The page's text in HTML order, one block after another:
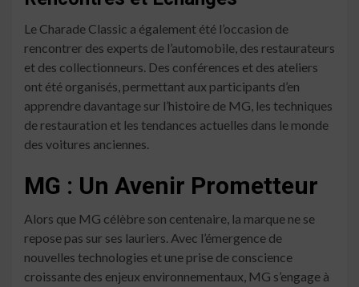
Le Charade Classic a également été l’occasion de
rencontrer des experts de l’automobile, des restaurateurs
et des collectionneurs. Des conférences et des ateliers
ont été organisés, permettant aux participants d’en
apprendre davantage sur l’histoire de MG, les techniques
de restauration et les tendances actuelles dans le monde
des voitures anciennes.
MG : Un Avenir Prometteur
Alors que MG célèbre son centenaire, la marque ne se
repose pas sur ses lauriers. Avec l’émergence de
nouvelles technologies et une prise de conscience
croissante des enjeux environnementaux, MG s’engage à